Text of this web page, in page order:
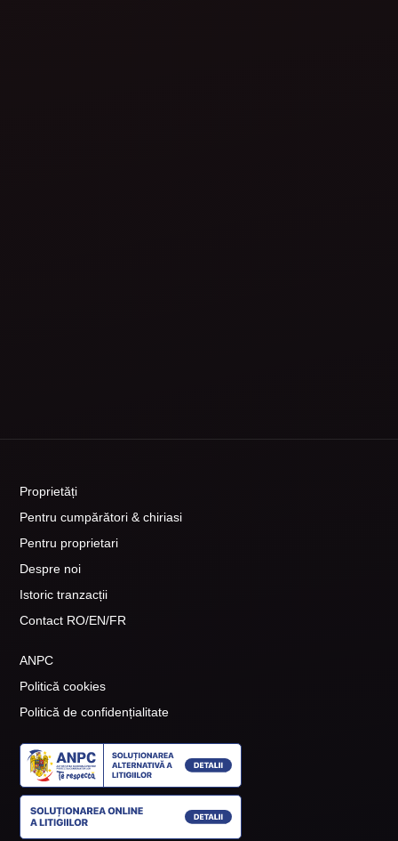
Proprietăți
Pentru cumpărători & chiriasi
Pentru proprietari
Despre noi
Istoric tranzacții
Contact RO/EN/FR
ANPC
Politică cookies
Politică de confidențialitate